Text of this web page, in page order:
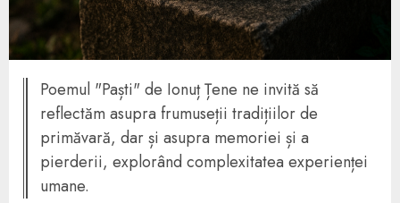
Poemul "Paști" de Ionuț Țene ne invită să
reflectăm asupra frumuseții tradițiilor de
primăvară, dar și asupra memoriei și a
pierderii, explorând complexitatea experienței
umane.